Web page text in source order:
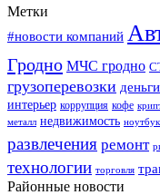
Метки
#новости компаний
Гродно МЧС гродно
грузоперевозки деньги
интерьер коррупция кофе
металл недвижимость ноутбук
развлечения ремонт
технологии торговля
Районные новости